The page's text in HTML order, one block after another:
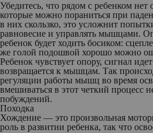
Убедитесь, что рядом с ребенком
которые можно пораниться при
в них скользко, это усложнит
равновесие и управлять мышцами.
ребенок будет ходить босиком:
же голой подошвой хорошо можно
Ребенок чувствует опору, сигнал
возвращается к мышцам. Так
регуляции работы мышц во время
вмешиваться в этот четкий процесс
побуждений.
Походка
Хождение — это произвольная
роль в развитии ребенка, так что